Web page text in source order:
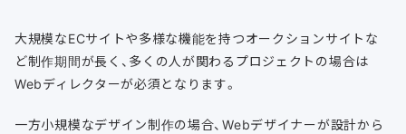
大規模なECサイトや多様な機能を持つオークションサイトな
ど制作期間が長く、多くの人が関わるプロジェクトの場合は
Webディレクターが必須となります。
一方小規模なデザイン制作の場合、Webデザイナーが設計から